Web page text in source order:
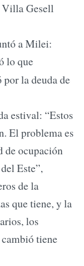
Villa Gesell
a Milei:
lo que
la deuda de
estival: “Estos
El problema es
de ocupación
Este”,
de la
que tiene, y la
los
tiene